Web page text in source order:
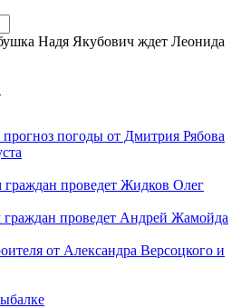
Надя Якубович ждет Леонида
погоды от Дмитрия Рябова
граждан проведет Жидков Олег
граждан проведет Андрей Жамойда
от Александра Версоцкого и